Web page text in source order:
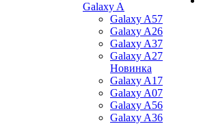
Galaxy A
Galaxy A57
Galaxy A26
Galaxy A37
Galaxy A27
Новинка
Galaxy A17
Galaxy A07
Galaxy A56
Galaxy A36